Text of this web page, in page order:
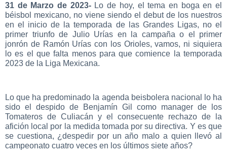
31 de Marzo de 2023- Lo de hoy, el tema en boga en el
béisbol mexicano, no viene siendo el debut de los nuestros
en el inicio de la temporada de las Grandes Ligas, no el
primer triunfo de Julio Urías en la campaña o el primer
jonrón de Ramón Urías con los Orioles, vamos, ni siquiera
lo es el que falta menos para que comience la temporada
2023 de la Liga Mexicana.
Lo que ha predominado la agenda beisbolera nacional lo ha
sido el despido de Benjamín Gil como manager de los
Tomateros de Culiacán y el consecuente rechazo de la
afición local por la medida tomada por su directiva. Y es que
se cuestiona, ¿despedir por un año malo a quien llevó al
campeonato cuatro veces en los últimos siete años?